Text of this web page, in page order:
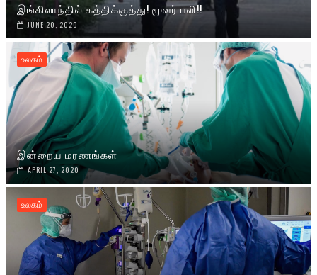
இங்கிலாந்தில் கத்திக்குத்து! மூவர் பலி!!
JUNE 20, 2020
உலகம்
இன்றைய மரணங்கள்
APRIL 27, 2020
உலகம்